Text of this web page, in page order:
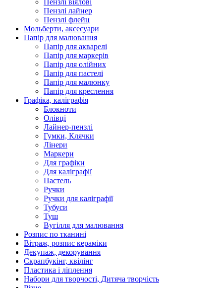
Пензлі віялові
Пензлі лайнер
Пензлі флейц
Мольберти, аксесуари
Папір для малювання
Папір для акварелі
Папір для маркерів
Папір для олійних
Папір для пастелі
Папір для малюнку
Папір для креслення
Графіка, каліграфія
Блокноти
Олівці
Лайнер-пензлі
Гумки, Клячки
Лінери
Маркери
Для графіки
Для каліграфії
Пастель
Ручки
Ручки для каліграфії
Тубуси
Туш
Вугілля для малювання
Розпис по тканині
Вітраж, розпис кераміки
Декупаж, декорування
Скрапбукінг, квілінг
Пластика і ліплення
Набори для творчості, Дитяча творчість